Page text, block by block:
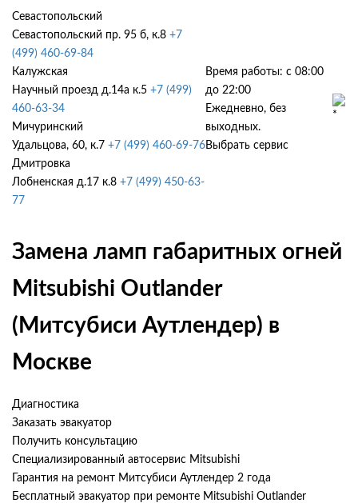
Севастопольский
Севастопольский пр. 95 б, к.8 +7
(499) 460-69-84
Калужская
Научный проезд д.14а к.5 +7 (499)
460-63-34
Мичуринский
Удальцова, 60, к.7 +7 (499) 460-69-76
Дмитровка
Лобненская д.17 к.8 +7 (499) 450-63-
77
Время работы: с 08:00
до 22:00
Ежедневно, без
выходных.
Выбрать сервис
Замена ламп габаритных огней
Mitsubishi Outlander
(Митсубиси Аутлендер) в
Москве
Диагностика
Заказать эвакуатор
Получить консультацию
Специализированный автосервис Mitsubishi
Гарантия на ремонт Митсубиси Аутлендер 2 года
Бесплатный эвакуатор при ремонте Mitsubishi Outlander